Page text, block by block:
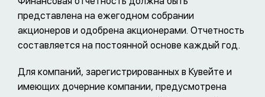
представлена на ежегодном собрании
акционеров и одобрена акционерами. Отчетность
составляется на постоянной основе каждый год.
Для компаний, зарегистрированных в Кувейте и
имеющих дочерние компании, предусмотрена